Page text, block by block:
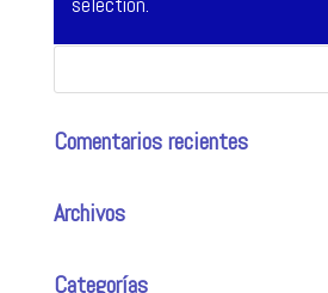
Comentarios recientes
Archivos
Categorías